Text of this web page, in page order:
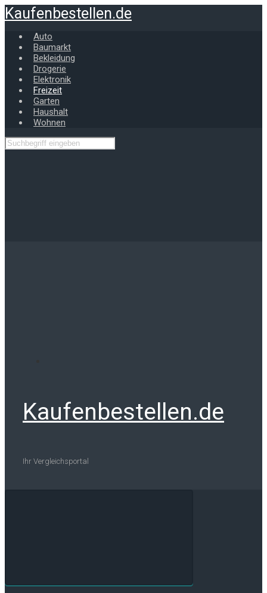
Zum
Hauptinhalt
springen
Kaufenbestellen.de
Auto
Baumarkt
Bekleidung
Drogerie
Elektronik
Freizeit
Garten
Haushalt
Wohnen
Kaufenbestellen.de
Ihr Vergleichsportal